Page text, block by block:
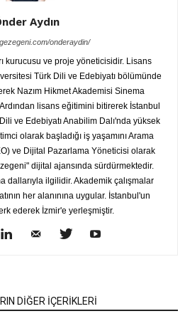
Aydın
onderaydin/
kurucusu ve proje yöneticisidir. Lisans
Türk Dili ve Edebiyatı bölümünde
Nazım Hikmet Akademisi Sinema
lisans eğitimini bitirerek İstanbul
ve Edebiyatı Anabilim Dalı'nda yüksek
olarak başladığı iş yaşamını Arama
ve Dijital Pazarlama Yöneticisi olarak
dijital ajansında sürdürmektedir.
dallarıyla ilgilidir. Akademik çalışmalar
her alanınına uygular. İstanbul'un
ederek İzmir'e yerleşmiştir.
DİĞER İÇERİKLERİ